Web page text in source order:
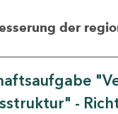
der
-